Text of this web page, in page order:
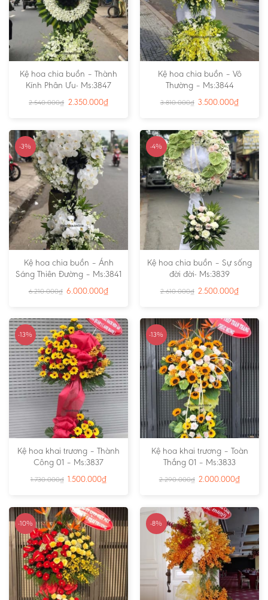
Kệ hoa chia buồn – Thành
Kính Phân Ưu- Ms:3847
2.540.000₫ 2.350.000₫
Kệ hoa chia buồn – Vô
Thường – Ms:3844
3.810.000₫ 3.500.000₫
-3%
Kệ hoa chia buồn – Ánh
Sáng Thiên Đường – Ms:3841
6.210.000₫ 6.000.000₫
-4%
Kệ hoa chia buồn – Sự sống
đời đời- Ms:3839
2.610.000₫ 2.500.000₫
-13%
Kệ hoa khai trương – Thành
Công 01 – Ms:3837
1.730.000₫ 1.500.000₫
-13%
Kệ hoa khai trương – Toàn
Thắng 01 – Ms:3833
2.290.000₫ 2.000.000₫
-10% -8%